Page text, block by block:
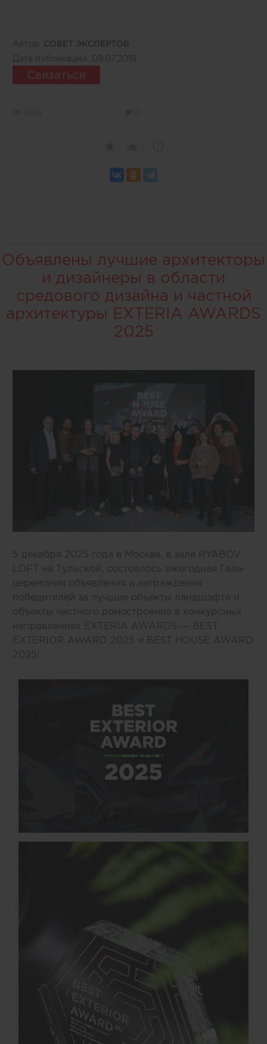
Автор: СОВЕТ ЭКСПЕРТОВ
Дата публикации: 09.07.2018
Связаться
Объявлены лучшие архитекторы
и дизайнеры в области
средового дизайна и частной
архитектуры EXTERIA AWARDS
2025
5 декабря 2025 года в Москве, в зале RYABOV
LOFT на Тульской, состоялось ежегодная Гала-
церемония объявления и награждения
победителей за лучшие объекты ландшафта и
объекты частного домостроения в конкурсных
направлениях EXTERIA AWARDS — BEST
EXTERIOR AWARD 2025 и BEST HOUSE AWARD
2025!